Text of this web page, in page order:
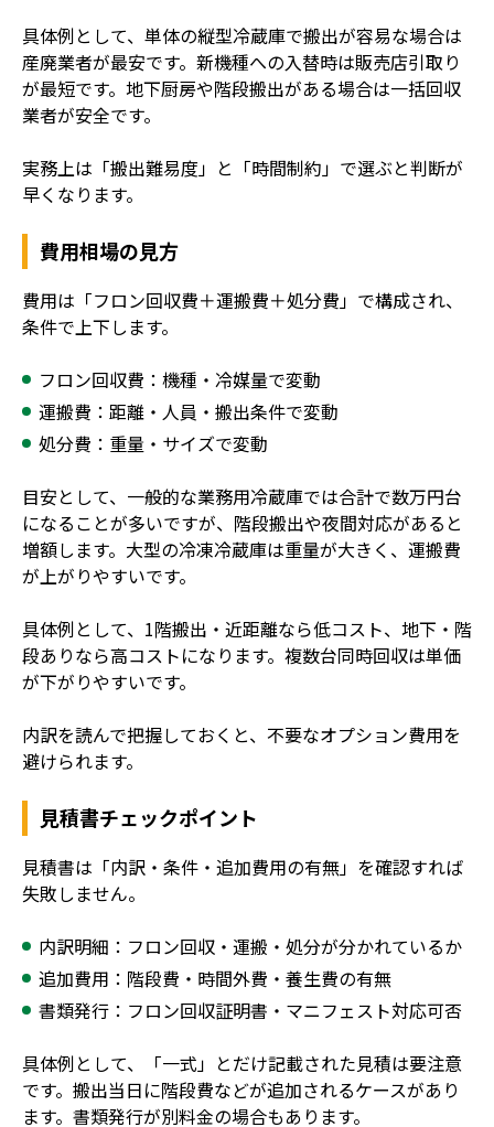
具体例として、単体の縦型冷蔵庫で搬出が容易な場合は
産廃業者が最安です。新機種への入替時は販売店引取り
が最短です。地下厨房や階段搬出がある場合は一括回収
業者が安全です。
実務上は「搬出難易度」と「時間制約」で選ぶと判断が
早くなります。
費用相場の見方
費用は「フロン回収費＋運搬費＋処分費」で構成され、
条件で上下します。
フロン回収費：機種・冷媒量で変動
運搬費：距離・人員・搬出条件で変動
処分費：重量・サイズで変動
目安として、一般的な業務用冷蔵庫では合計で数万円台
になることが多いですが、階段搬出や夜間対応があると
増額します。大型の冷凍冷蔵庫は重量が大きく、運搬費
が上がりやすいです。
具体例として、1階搬出・近距離なら低コスト、地下・階
段ありなら高コストになります。複数台同時回収は単価
が下がりやすいです。
内訳を読んで把握しておくと、不要なオプション費用を
避けられます。
見積書チェックポイント
見積書は「内訳・条件・追加費用の有無」を確認すれば
失敗しません。
内訳明細：フロン回収・運搬・処分が分かれているか
追加費用：階段費・時間外費・養生費の有無
書類発行：フロン回収証明書・マニフェスト対応可否
具体例として、「一式」とだけ記載された見積は要注意
です。搬出当日に階段費などが追加されるケースがあり
ます。書類発行が別料金の場合もあります。